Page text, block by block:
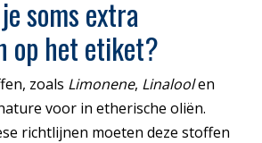
soms extra
op het etiket?
zoals Limonene, Linaloolen
voor in etherische oliën.
richtlijnen moeten deze stoffen